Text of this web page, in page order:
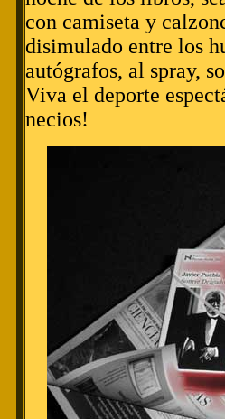
con camiseta y
disimulado entre los
autógrafos, al spray,
Viva el deporte
necios!